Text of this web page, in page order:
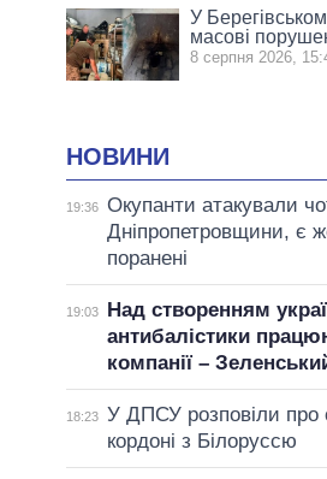
У
масові
8 серпня 2026,
НОВИНИ
19:36 Окупанти атакували
Дніпропетровщини, є
поранені
19:03
Над створенням
антибалістики
компанії –
18:23 У ДПСУ розповіли про
кордоні з Білоруссю